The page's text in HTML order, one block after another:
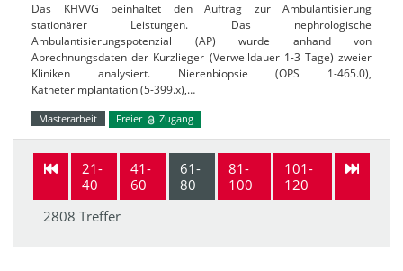
Das KHVVG beinhaltet den Auftrag zur Ambulantisierung
stationärer Leistungen. Das nephrologische
Ambulantisierungspotenzial (AP) wurde anhand von
Abrechnungsdaten der Kurzlieger (Verweildauer 1-3 Tage) zweier
Kliniken analysiert. Nierenbiopsie (OPS 1-465.0),
Katheterimplantation (5-399.x),…
Masterarbeit Freier Zugang
21-
40
41-
60
61-
80
81-
100
101-
120
2808 Treffer